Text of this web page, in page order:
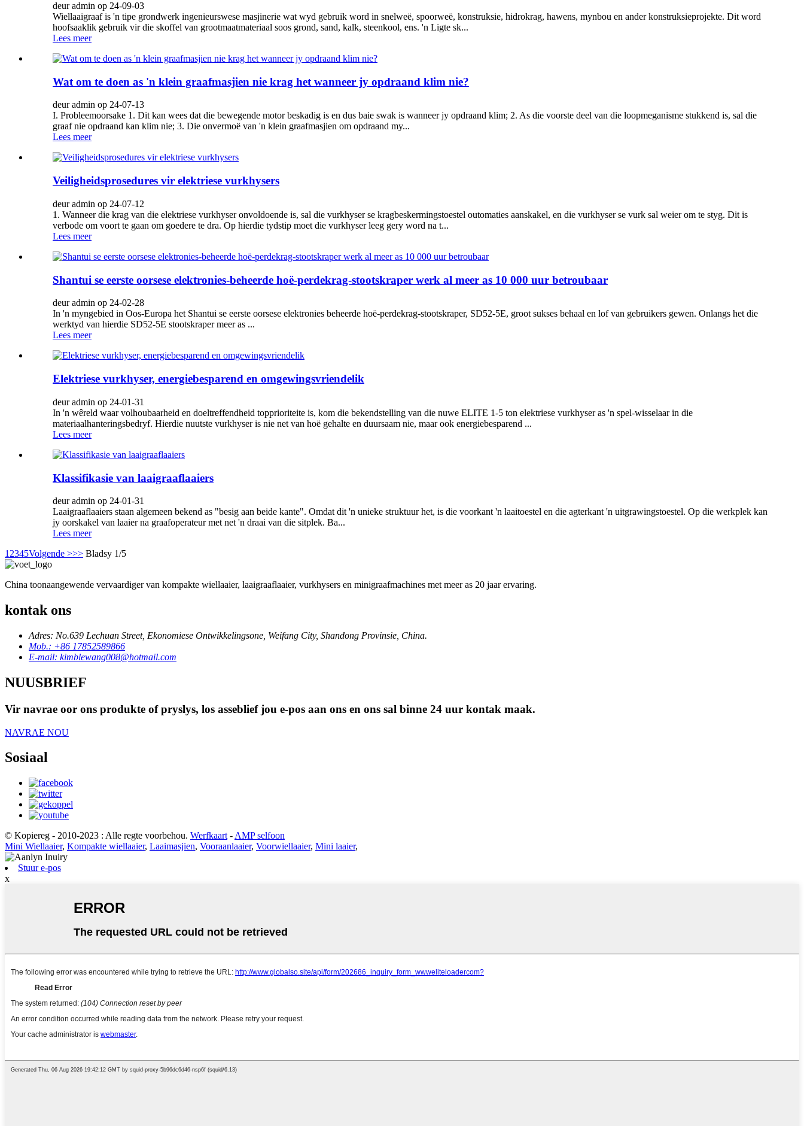
deur admin op 24-09-03
Wiellaaigraaf is 'n tipe grondwerk ingenieurswese masjinerie wat wyd gebruik word in snelweë, spoorweë, konstruksie, hidrokrag, hawens, mynbou en ander konstruksieprojekte. Dit word
hoofsaaklik gebruik vir die skoffel van grootmaatmateriaal soos grond, sand, kalk, steenkool, ens. 'n Ligte sk...
Lees meer
Wat om te doen as 'n klein graafmasjien nie krag het wanneer jy opdraand klim nie?
deur admin op 24-07-13
I. Probleemoorsake 1. Dit kan wees dat die bewegende motor beskadig is en dus baie swak is wanneer jy opdraand klim; 2. As die voorste deel van die loopmeganisme stukkend is, sal die
graaf nie opdraand kan klim nie; 3. Die onvermoë van 'n klein graafmasjien om opdraand my...
Lees meer
Veiligheidsprosedures vir elektriese vurkhysers
deur admin op 24-07-12
1. Wanneer die krag van die elektriese vurkhyser onvoldoende is, sal die vurkhyser se kragbeskermingstoestel outomaties aanskakel, en die vurkhyser se vurk sal weier om te styg. Dit is
verbode om voort te gaan om goedere te dra. Op hierdie tydstip moet die vurkhyser leeg gery word na t...
Lees meer
Shantui se eerste oorsese elektronies-beheerde hoë-perdekrag-stootskraper werk al meer as 10 000 uur betroubaar
deur admin op 24-02-28
In 'n myngebied in Oos-Europa het Shantui se eerste oorsese elektronies beheerde hoë-perdekrag-stootskraper, SD52-5E, groot sukses behaal en lof van gebruikers gewen. Onlangs het die
werktyd van hierdie SD52-5E stootskraper meer as ...
Lees meer
Elektriese vurkhyser, energiebesparend en omgewingsvriendelik
deur admin op 24-01-31
In 'n wêreld waar volhoubaarheid en doeltreffendheid topprioriteite is, kom die bekendstelling van die nuwe ELITE 1-5 ton elektriese vurkhyser as 'n spel-wisselaar in die
materiaalhanteringsbedryf. Hierdie nuutste vurkhyser is nie net van hoë gehalte en duursaam nie, maar ook energiebesparend ...
Lees meer
Klassifikasie van laaigraaflaaiers
deur admin op 24-01-31
Laaigraaflaaiers staan ​​algemeen bekend as "besig aan beide kante". Omdat dit 'n unieke struktuur het, is die voorkant 'n laaitoestel en die agterkant 'n uitgrawingstoestel. Op die werkplek kan
jy oorskakel van laaier na graafoperateur met net 'n draai van die sitplek. Ba...
Lees meer
1 2345Volgende >>> Bladsy 1/5
China toonaangewende vervaardiger van kompakte wiellaaier, laaigraaflaaier, vurkhysers en minigraafmachines met meer as 20 jaar ervaring.
kontak ons
Adres: No.639 Lechuan Street, Ekonomiese Ontwikkelingsone, Weifang City, Shandong Provinsie, China.
Mob.: +86 17852589866
E-mail: kimblewang008@hotmail.com
NUUSBRIEF
Vir navrae oor ons produkte of pryslys, los asseblief jou e-pos aan ons en ons sal binne 24 uur kontak maak.
NAVRAE NOU
Sosiaal
© Kopiereg - 2010-2023 : Alle regte voorbehou. Werfkaart - AMP selfoon
Mini Wiellaaier, Kompakte wiellaaier, Laaimasjien, Vooraanlaaier, Voorwiellaaier, Mini laaier,
Stuur e-pos
x